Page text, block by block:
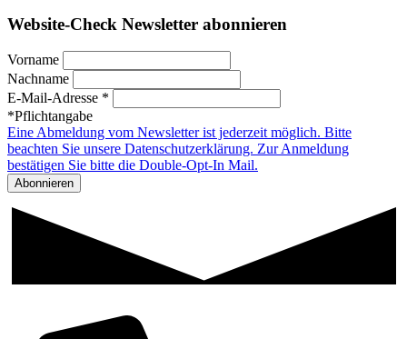
Website-Check Newsletter abonnieren
Vorname
Nachname
E-Mail-Adresse *
*Pflichtangabe
Eine Abmeldung vom Newsletter ist jederzeit möglich. Bitte
beachten Sie unsere Datenschutzerklärung. Zur Anmeldung
bestätigen Sie bitte die Double-Opt-In Mail.